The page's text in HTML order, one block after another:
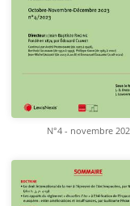
N°4 - novembre